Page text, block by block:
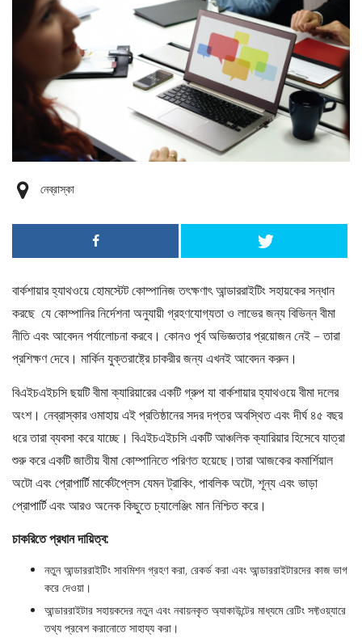
নেব্রাস্কা
বার্কশায়ার হ্যাথওয়ে হোমস্টেট কোম্পানিজ তৎক্ষণাৎ আন্ডাররাইটিং সহায়কের সন্ধান
করছে যে কোম্পানির নির্দেশনা অনুযায়ী গ্রহণযোগ্যতা ও লাভের জন্য বিভিন্ন বীমা
নীতি এবং আবেদন পর্যালোচনা করবে। কোনও পূর্ব অভিজ্ঞতার প্রয়োজন নেই – তারা
প্রশিক্ষণ দেবে। মার্কিন যুক্তরাষ্ট্রে চাকরীর জন্য এখনই আবেদন করুন।
বিএইচএইচসি ছয়টি বীমা ক্যারিয়ারের একটি গ্রুপ যা বার্কশায়ার হ্যাথওয়ে বীমা দলের
অংশ। নেব্রাস্কার ওমাহায় এই প্রতিষ্ঠানের সদর দপ্তর অবস্থিত এবং দীর্ঘ ৪৫ বছর
ধরে তারা ব্যবসা করে যাচ্ছে। বিএইচএইচসি একটি আঞ্চলিক ক্যারিয়ার হিসেবে যাত্রা
শুরু করে একটি জাতীয় বীমা কোম্পানিতে পরিণত হয়েছে।তারা আজকের কমার্শিয়াল
অটো এবং প্রোপার্টি মার্কেটপ্লেস যেমন ট্রাকিং, পাবলিক অটো, শূন্য এবং ভাড়া
প্রোপার্টি এবং আরও অনেক কিছুতে চ্যালেঞ্জিং মান নিশ্চিত করে।
চাকরিতে প্রধান দায়িত্ব:
নতুন আন্ডাররাইটিং সাবমিশন গ্রহণ করা, রেকর্ড করা এবং আন্ডাররাইটারদের কাজ ভাগ
করে দেওয়া।
আন্ডাররাইটার সহায়কদের নতুন এবং নবায়নকৃত অ্যাকাউন্টের মাধ্যমে রেটিং সফ্টওয়্যারে
তথ্য প্রবেশ করানোতে সাহায্য করা।